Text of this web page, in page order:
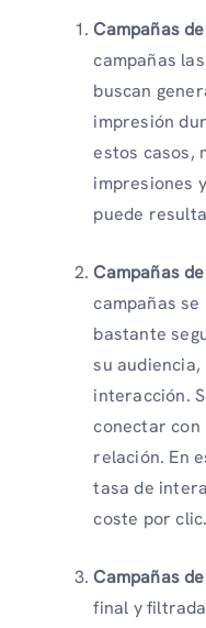
Campañas
campañas
buscan
impresión
estos casos,
impresiones
puede
Campañas
campañas
bastante
su
interacción.
conectar con
relación. En
tasa de
coste por clic.
Campañas
final y